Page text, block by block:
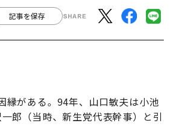
記事を保存
縁がある。94年、山口敏夫は小池
郎（当時、新生党代表幹事）と引